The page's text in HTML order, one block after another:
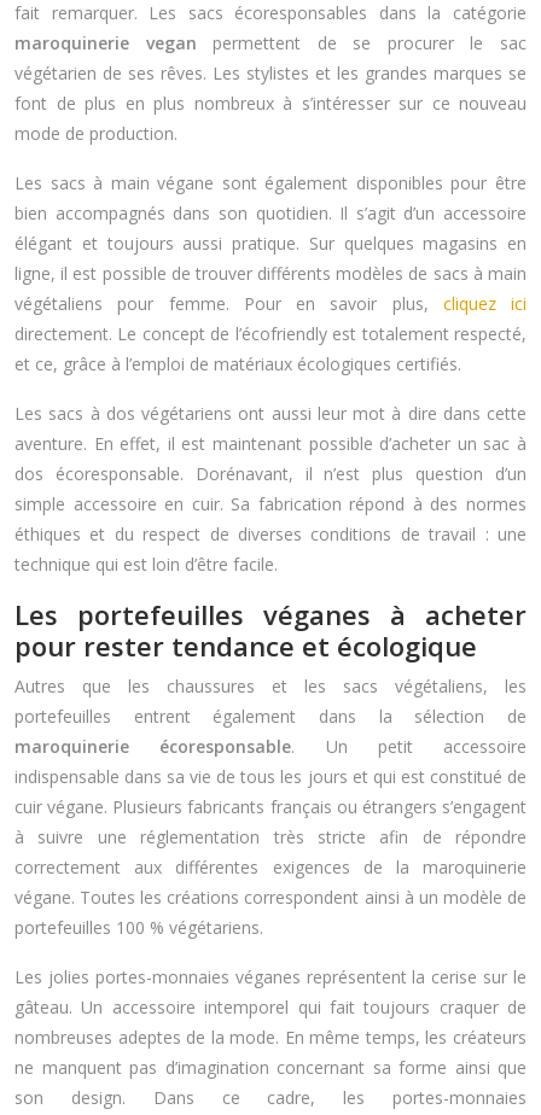
fait remarquer. Les sacs écoresponsables dans la catégorie
maroquinerie vegan permettent de se procurer le sac
végétarien de ses rêves. Les stylistes et les grandes marques se
font de plus en plus nombreux à s’intéresser sur ce nouveau
mode de production.
Les sacs à main végane sont également disponibles pour être
bien accompagnés dans son quotidien. Il s’agit d’un accessoire
élégant et toujours aussi pratique. Sur quelques magasins en
ligne, il est possible de trouver différents modèles de sacs à main
végétaliens pour femme. Pour en savoir plus, cliquez ici
directement. Le concept de l’écofriendly est totalement respecté,
et ce, grâce à l’emploi de matériaux écologiques certifiés.
Les sacs à dos végétariens ont aussi leur mot à dire dans cette
aventure. En effet, il est maintenant possible d’acheter un sac à
dos écoresponsable. Dorénavant, il n’est plus question d’un
simple accessoire en cuir. Sa fabrication répond à des normes
éthiques et du respect de diverses conditions de travail : une
technique qui est loin d’être facile.
Les portefeuilles véganes à acheter
pour rester tendance et écologique
Autres que les chaussures et les sacs végétaliens, les
portefeuilles entrent également dans la sélection de
maroquinerie écoresponsable. Un petit accessoire
indispensable dans sa vie de tous les jours et qui est constitué de
cuir végane. Plusieurs fabricants français ou étrangers s’engagent
à suivre une réglementation très stricte afin de répondre
correctement aux différentes exigences de la maroquinerie
végane. Toutes les créations correspondent ainsi à un modèle de
portefeuilles 100 % végétariens.
Les jolies portes-monnaies véganes représentent la cerise sur le
gâteau. Un accessoire intemporel qui fait toujours craquer de
nombreuses adeptes de la mode. En même temps, les créateurs
ne manquent pas d’imagination concernant sa forme ainsi que
son design. Dans ce cadre, les portes-monnaies